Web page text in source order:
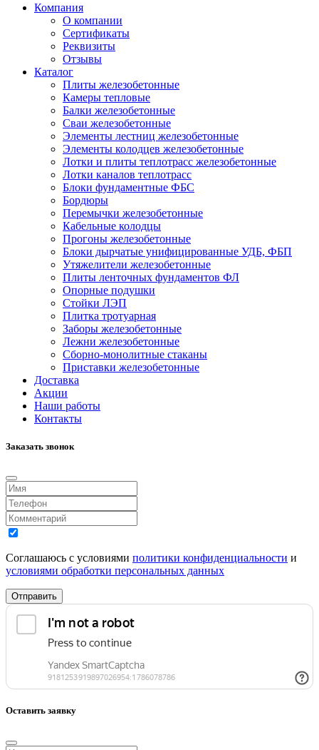
Компания
О компании
Сертификаты
Реквизиты
Отзывы
Каталог
Плиты железобетонные
Камеры тепловые
Балки железобетонные
Сваи железобетонные
Элементы лестниц железобетонные
Элементы колодцев железобетонные
Лотки и плиты теплотрасс железобетонные
Лотки каналов теплотрасс
Блоки фундаментные ФБС
Бордюры
Перемычки железобетонные
Кабельные колодцы
Прогоны железобетонные
Блоки дырчатые унифицированные УДБ, ФБП
Утяжелители железобетонные
Плиты ленточных фундаментов ФЛ
Опорные подушки
Стойки ЛЭП
Плитка тротуарная
Заборы железобетонные
Лежни железобетонные
Сборно-монолитные стаканы
Приставки железобетонные
Доставка
Акции
Наши работы
Контакты
Заказать звонок
Соглашаюсь с условиями политики конфиденциальности и
условиями обработки персональных данных
Отправить
Оставить заявку